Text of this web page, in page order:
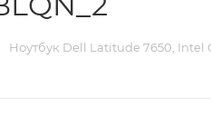
Ноутбук Dell Latitude 7650, Intel